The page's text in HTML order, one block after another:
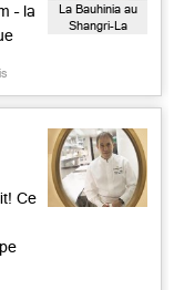
– la
La Bauhinia au
Shangri-La
Ce